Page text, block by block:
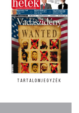
TARTALOMJEGYZÉK